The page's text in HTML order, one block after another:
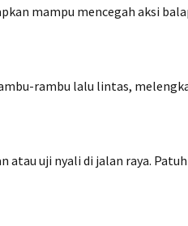
mampu mencegah aksi
rambu lalu lintas,
uji nyali di jalan raya.